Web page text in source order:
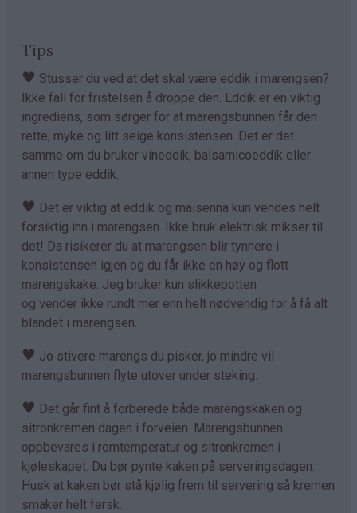
Tips
♥ Stusser du ved at det skal være eddik i marengsen?
Ikke fall for fristelsen å droppe den. Eddik er en viktig
ingrediens, som sørger for at marengsbunnen får den
rette, myke og litt seige konsistensen. Det er det
samme om du bruker vineddik, balsamicoeddik eller
annen type eddik.
♥ Det er viktig at eddik og maisenna kun vendes helt
forsiktig inn i marengsen. Ikke bruk elektrisk mikser til
det! Da risikerer du at marengsen blir tynnere i
konsistensen igjen og du får ikke en høy og flott
marengskake. Jeg bruker kun slikkepotten
og vender ikke rundt mer enn helt nødvendig for å få alt
blandet i marengsen.
♥ Jo stivere marengs du pisker, jo mindre vil
marengsbunnen flyte utover under steking.
♥ Det går fint å forberede både marengskaken og
sitronkremen dagen i forveien. Marengsbunnen
oppbevares i romtemperatur og sitronkremen i
kjøleskapet. Du bør pynte kaken på serveringsdagen.
Husk at kaken bør stå kjølig frem til servering så kremen
smaker helt fersk.